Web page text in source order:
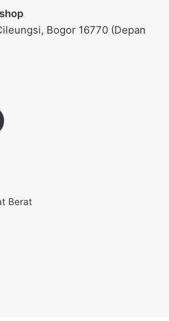
Bogor 16770 (Depan
Berat